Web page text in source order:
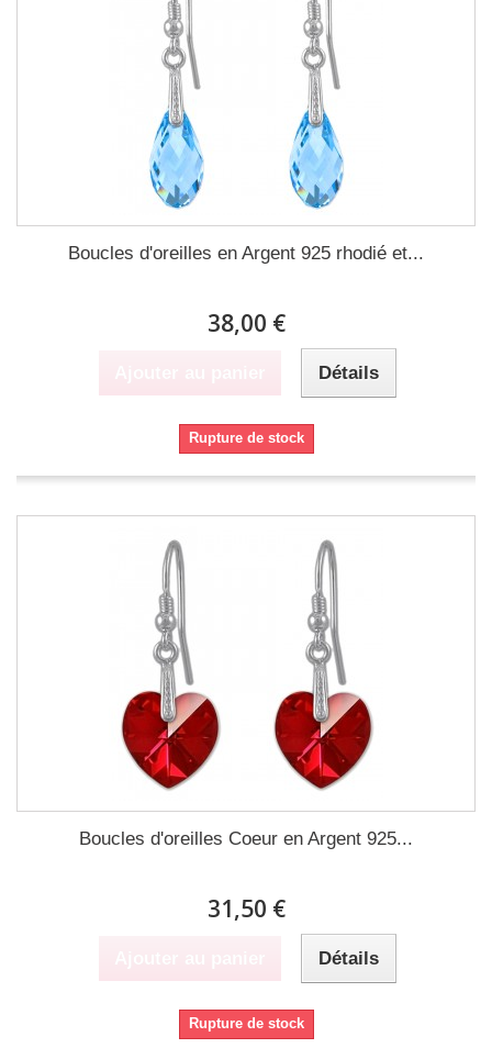
Boucles d'oreilles en Argent 925 rhodié et...
38,00 €
Détails
Rupture de stock
Boucles d'oreilles Coeur en Argent 925...
31,50 €
Détails
Rupture de stock